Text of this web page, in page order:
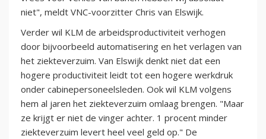
niet", meldt VNC-voorzitter Chris van Elswijk.
Verder wil KLM de arbeidsproductiviteit verhogen
door bijvoorbeeld automatisering en het verlagen van
het ziekteverzuim. Van Elswijk denkt niet dat een
hogere productiviteit leidt tot een hogere werkdruk
onder cabinepersoneelsleden. Ook wil KLM volgens
hem al jaren het ziekteverzuim omlaag brengen. "Maar
ze krijgt er niet de vinger achter. 1 procent minder
ziekteverzuim levert heel veel geld op." De